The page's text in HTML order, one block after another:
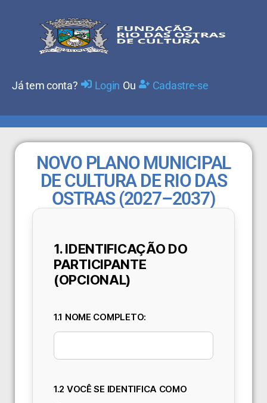
Já tem conta? Login Ou Cadastre-se
NOVO PLANO MUNICIPAL
DE CULTURA DE RIO DAS
OSTRAS (2027–2037)
1. IDENTIFICAÇÃO DO
PARTICIPANTE
(OPCIONAL)
1.1 NOME COMPLETO:
1.2 VOCÊ SE IDENTIFICA COMO